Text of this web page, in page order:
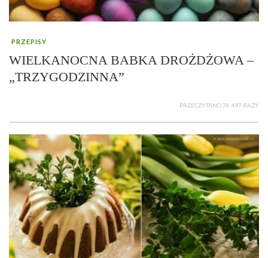
PRZEPISY
WIELKANOCNA BABKA DROŻDŻOWA –
„TRZYGODZINNA”
PRZECZYTANO 76 497 RAZY